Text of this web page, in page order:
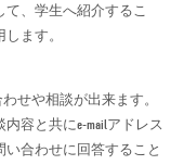
、学生へ紹介するこ
ます。
せや相談が出来ます。
容と共にe-mailアドレス
合わせに回答すること